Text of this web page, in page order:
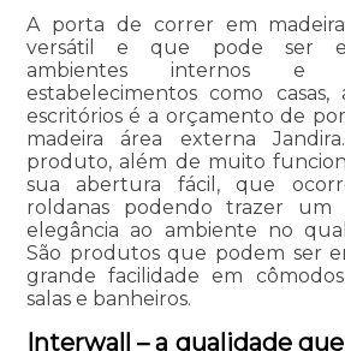
A porta de correr em
versátil e que pode ser
ambientes internos e
estabelecimentos como casas,
escritórios é a orçamento de
madeira área externa
produto, além de muito
sua abertura fácil, que
roldanas podendo trazer
elegância ao ambiente no
São produtos que podem ser
grande facilidade em
salas e banheiros.
Interwall – a qualidade